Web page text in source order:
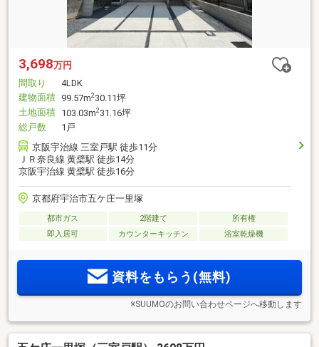
3,698万円
間取り
4LDK
建物面積 99.57m230.11坪
土地面積 103.03m231.16坪
総戸数
1戸
京阪宇治線 三室戸駅 徒歩11分
ＪＲ奈良線 黄檗駅 徒歩14分
京阪宇治線 黄檗駅 徒歩16分
京都府宇治市五ケ庄一里塚
都市ガス 2階建て
所有権
即入居可
カウンターキッチン 浴室乾燥機
資料をもらう(無料)
※SUUMOのお問い合わせページへ移動します